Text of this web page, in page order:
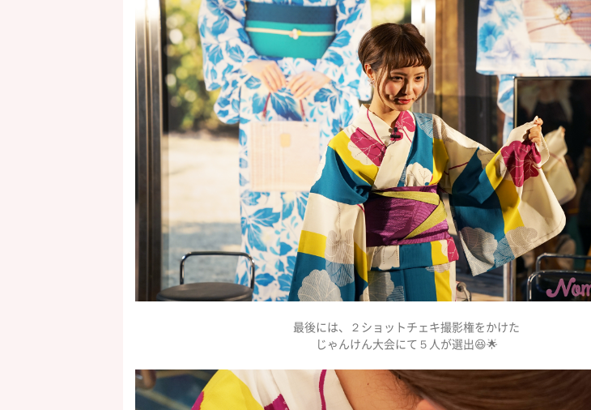
最後には、２ショットチェキ撮影権をかけた
じゃんけん大会にて５人が選出😆🌟